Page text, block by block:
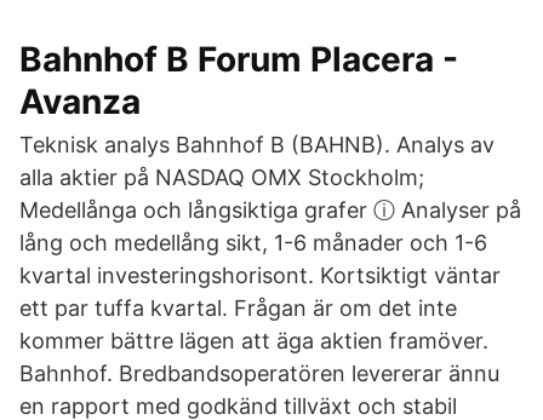
Bahnhof B Forum Placera -
Avanza
Teknisk analys Bahnhof B (BAHNB). Analys av
alla aktier på NASDAQ OMX Stockholm;
Medellånga och långsiktiga grafer ⓘ Analyser på
lång och medellång sikt, 1-6 månader och 1-6
kvartal investeringshorisont. Kortsiktigt väntar
ett par tuffa kvartal. Frågan är om det inte
kommer bättre lägen att äga aktien framöver.
Bahnhof. Bredbandsoperatören levererar ännu
en rapport med godkänd tillväxt och stabil